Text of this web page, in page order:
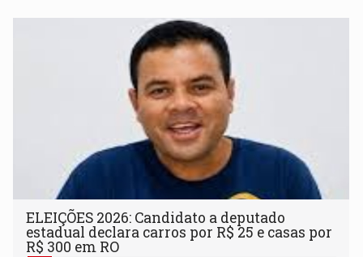
ELEIÇÕES 2026: Candidato a deputado
estadual declara carros por R$ 25 e casas por
R$ 300 em RO